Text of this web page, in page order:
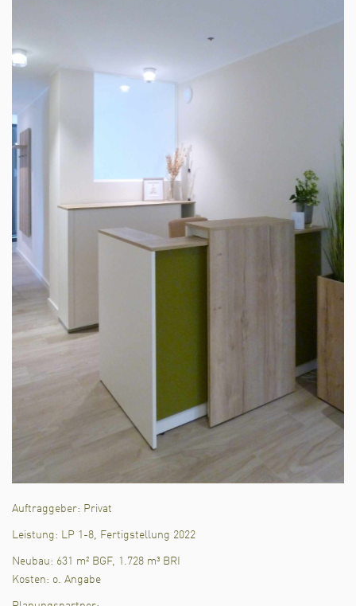
Auftraggeber: Privat
Leistung: LP 1-8, Fertigstellung 2022
Neubau: 631 m² BGF, 1.728 m³ BRI
Kosten: o. Angabe